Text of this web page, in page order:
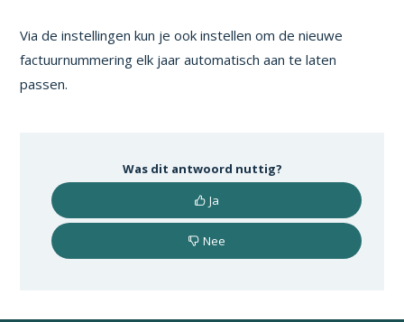
Via de instellingen kun je ook instellen om de nieuwe
factuurnummering elk jaar automatisch aan te laten
passen.
Was dit antwoord nuttig?
Ja
Nee